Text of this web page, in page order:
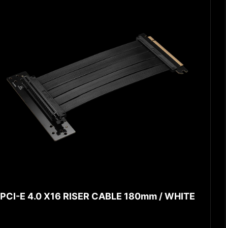
PCI-E 4.0 X16 RISER CABLE 180mm / WHITE